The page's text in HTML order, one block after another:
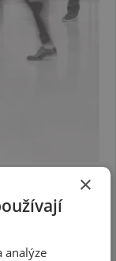
v jednom.
×
analýze